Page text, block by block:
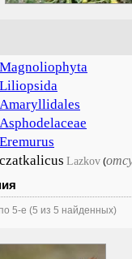
Magnoliophyta
Liliopsida
Amaryllidales
Asphodelaceae
Eremurus
czatkalicus Lazkov (
5-е (5 из 5 найденных)